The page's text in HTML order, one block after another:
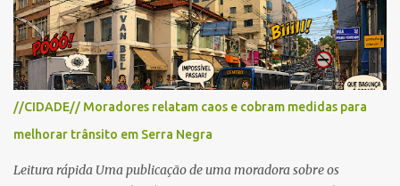
Permanente no município, chamadas de APP no Código Florestal
Brasileiro, Lei nº 12.651/12. As APPS são protegidas com a função
ambiental de preservar os recursos hídricos, a paisagem, a
proteção do solo e a biodiversidade para assegurar a qualidade de
vida da população. No local já estão instaladas torres de
transmissão de televisão e telefonia celular, contêineres de uso
comercial, sanitário público, pequenas construções e uma rampa
obra? Im...
//CIDADE// Moradores relatam caos e cobram medidas para
melhorar trânsito em Serra Negra
Leitura rápida Uma publicação de uma moradora sobre os